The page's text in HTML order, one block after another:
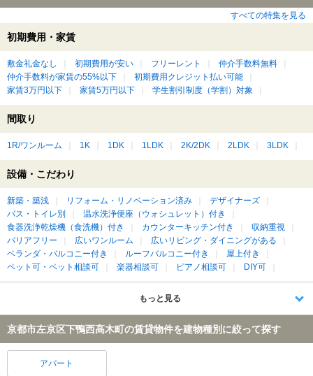
すべての特集を見る
初期費用・家賃
敷金礼金なし 初期費用が安い フリーレント
仲介手数料無料
仲介手数料が家賃の55%以下
初期費用クレジット払い可能
家賃3万円以下
家賃5万円以下 学生割引制度（学割）対象
間取り
1R/ワンルーム 1K 1DK 1LDK 2K/2DK 2LDK 3LDK
設備・こだわり
新築・築浅 リフォーム・リノベーション済み
デザイナーズ
バス・トイレ別
温水洗浄便座（ウォシュレット）付き
食器洗浄乾燥機（食洗機）付き
カウンターキッチン付き
収納重視
バリアフリー
広いワンルーム
広いリビング・ダイニングがある
ベランダ・バルコニー付き
ルーフバルコニー付き
屋上付き
ペット可・ペット相談可
楽器相談可 ピアノ相談可 DIY可
もっと見る
京都市左京区下鴨西高木町の賃貸物件を建物種別に絞って探す
アパート